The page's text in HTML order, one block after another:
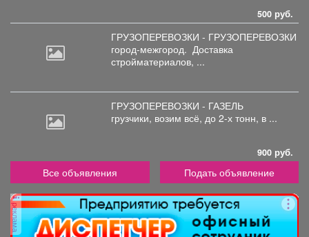
500 руб.
ГРУЗОПЕРЕВОЗКИ - ГРУЗОПЕРЕВОЗКИ
город-межгород. Доставка
стройматериалов, ...
ГРУЗОПЕРЕВОЗКИ - ГАЗЕЛЬ
грузчики, возим всё, до 2-х тонн, в ...
900 руб.
Все объявления Подать объявление
реклама